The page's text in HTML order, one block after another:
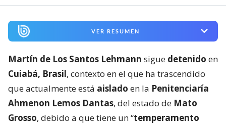
VER RESUMEN
Martín de Los Santos Lehmann sigue detenido en
Cuiabá, Brasil, contexto en el que ha trascendido
que actualmente está aislado en la Penitenciaría
Ahmenon Lemos Dantas, del estado de Mato
Grosso, debido a que tiene un “temperamento